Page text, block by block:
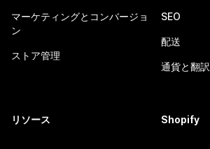
マーケティングとコンバージョ
ン
ストア管理
SEO
配送
通貨と翻訳
リソース Shopify